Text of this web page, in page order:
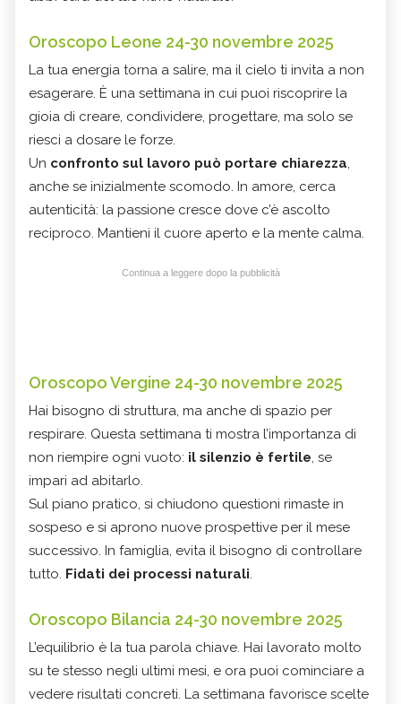
Oroscopo Leone 24-30 novembre 2025
La tua energia torna a salire, ma il cielo ti invita a non
esagerare. È una settimana in cui puoi riscoprire la
gioia di creare, condividere, progettare, ma solo se
riesci a dosare le forze.
Un confronto sul lavoro può portare chiarezza,
anche se inizialmente scomodo. In amore, cerca
autenticità: la passione cresce dove c’è ascolto
reciproco. Mantieni il cuore aperto e la mente calma.
Continua a leggere dopo la pubblicità
Oroscopo Vergine 24-30 novembre 2025
Hai bisogno di struttura, ma anche di spazio per
respirare. Questa settimana ti mostra l’importanza di
non riempire ogni vuoto: il silenzio è fertile, se
impari ad abitarlo.
Sul piano pratico, si chiudono questioni rimaste in
sospeso e si aprono nuove prospettive per il mese
successivo. In famiglia, evita il bisogno di controllare
tutto. Fidati dei processi naturali.
Oroscopo Bilancia 24-30 novembre 2025
L’equilibrio è la tua parola chiave. Hai lavorato molto
su te stesso negli ultimi mesi, e ora puoi cominciare a
vedere risultati concreti. La settimana favorisce scelte